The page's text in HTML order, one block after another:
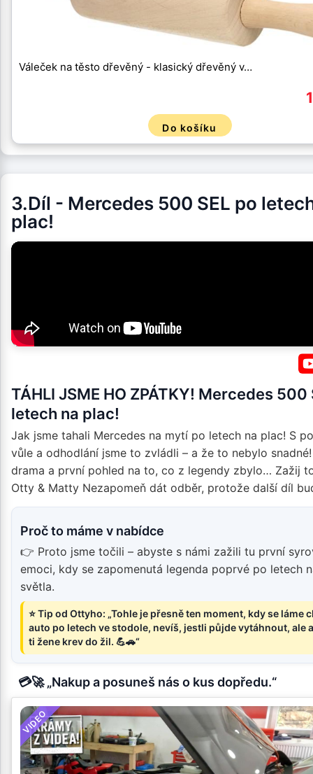
Váleček na těsto dřevěný - klasický dřevěný v…
Do košíku
3.Díl - Mercedes 500 SEL po
plac!
TÁHLI JSME HO ZPÁTKY! Mercedes 500
letech na plac!
Jak jsme tahali Mercedes na mytí po letech na plac! S
vůle a odhodlání jsme to zvládli – a že to nebylo
drama a první pohled na to, co z legendy zbylo… Zažij
Otty & Matty Nezapomeň dát odběr, protože další díl
Proč to máme v nabídce
👉 Proto jsme točili – abyste s námi zažili tu první
emoci, kdy se zapomenutá legenda poprvé po letech
světla.
⭐ Tip od Ottyho: „Tohle je přesně ten moment, kdy se láme
auto po letech ve stodole, nevíš, jestli půjde vytáhnout, ale
ti žene krev do žil. 💪🚗“
💳🚀 „Nakup a posuneš nás o kus dopředu.“
VIDEO